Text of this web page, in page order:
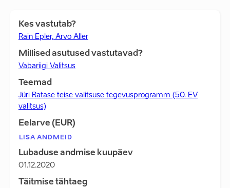
Kes vastutab?
Rain Epler, Arvo Aller
Millised asutused vastutavad?
Vabariigi Valitsus
Teemad
Jüri Ratase teise valitsuse tegevusprogramm (50. EV
valitsus)
Eelarve (EUR)
LISA ANDMEID
Lubaduse andmise kuupäev
01.12.2020
Täitmise tähtaeg